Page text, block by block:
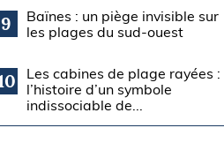
9
Baïnes : un piège invisible sur
les plages du sud-ouest
Les cabines de plage rayées :
l’histoire d’un symbole
indissociable de...